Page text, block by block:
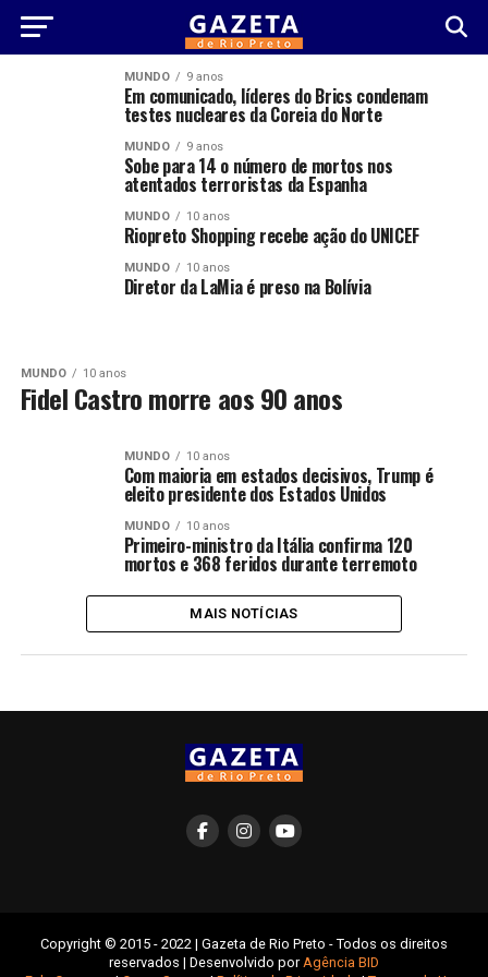
MUNDO 9 anos
Em comunicado, líderes do Brics condenam
testes nucleares da Coreia do Norte
MUNDO 9 anos
Sobe para 14 o número de mortos nos
atentados terroristas da Espanha
MUNDO 10 anos
Riopreto Shopping recebe ação do UNICEF
MUNDO 10 anos
Diretor da LaMia é preso na Bolívia
MUNDO 10 anos
Fidel Castro morre aos 90 anos
MUNDO 10 anos
Com maioria em estados decisivos, Trump é
eleito presidente dos Estados Unidos
MUNDO 10 anos
Primeiro-ministro da Itália confirma 120
mortos e 368 feridos durante terremoto
MAIS NOTÍCIAS
Copyright © 2015 - 2022 | Gazeta de Rio Preto - Todos os direitos
reservados | Desenvolvido porAgência BID